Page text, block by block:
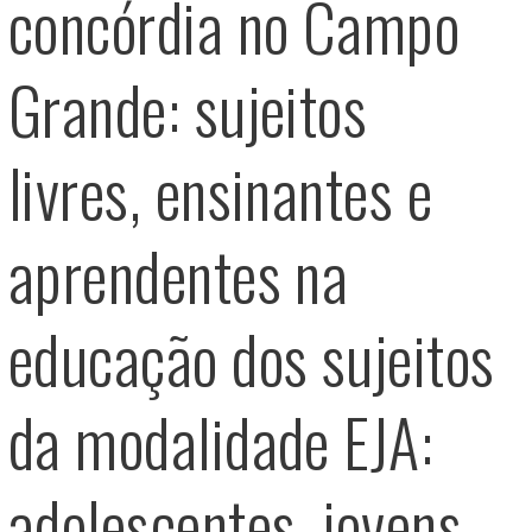
concórdia no Campo
Grande: sujeitos
livres, ensinantes e
aprendentes na
educação dos sujeitos
da modalidade EJA: